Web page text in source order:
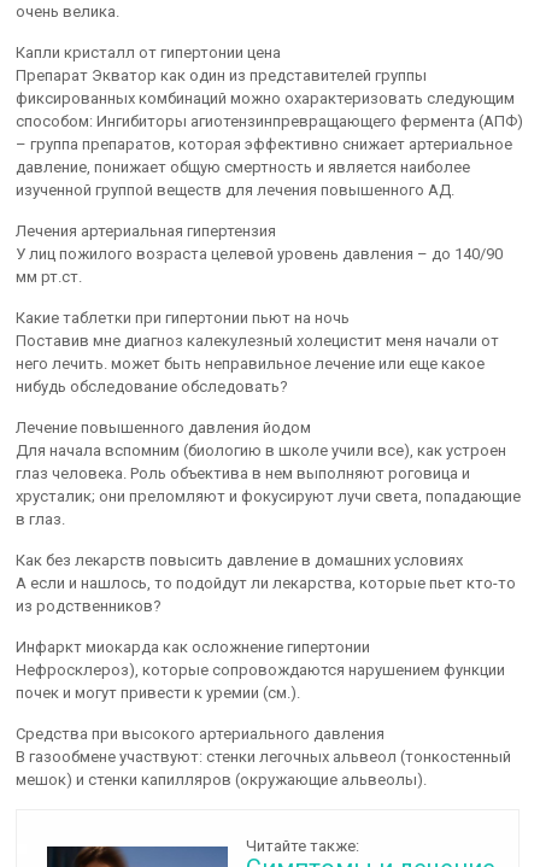
очень велика.
Капли кристалл от гипертонии цена
Препарат Экватор как один из представителей группы
фиксированных комбинаций можно охарактеризовать следующим
способом: Ингибиторы агиотензинпревращающего фермента (АПФ)
– группа препаратов, которая эффективно снижает артериальное
давление, понижает общую смертность и является наиболее
изученной группой веществ для лечения повышенного АД.
Лечения артериальная гипертензия
У лиц пожилого возраста целевой уровень давления – до 140/90
мм рт.ст.
Какие таблетки при гипертонии пьют на ночь
Поставив мне диагноз калекулезный холецистит меня начали от
него лечить. может быть неправильное лечение или еще какое
нибудь обследование обследовать?
Лечение повышенного давления йодом
Для начала вспомним (биологию в школе учили все), как устроен
глаз человека. Роль объектива в нем выполняют роговица и
хрусталик; они преломляют и фокусируют лучи света, попадающие
в глаз.
Как без лекарств повысить давление в домашних условиях
А если и нашлось, то подойдут ли лекарства, которые пьет кто-то
из родственников?
Инфаркт миокарда как осложнение гипертонии
Нефросклероз), которые сопровождаются нарушением функции
почек и могут привести к уремии (см.).
Средства при высокого артериального давления
В газообмене участвуют: стенки легочных альвеол (тонкостенный
мешок) и стенки капилляров (окружающие альвеолы).
Читайте также: